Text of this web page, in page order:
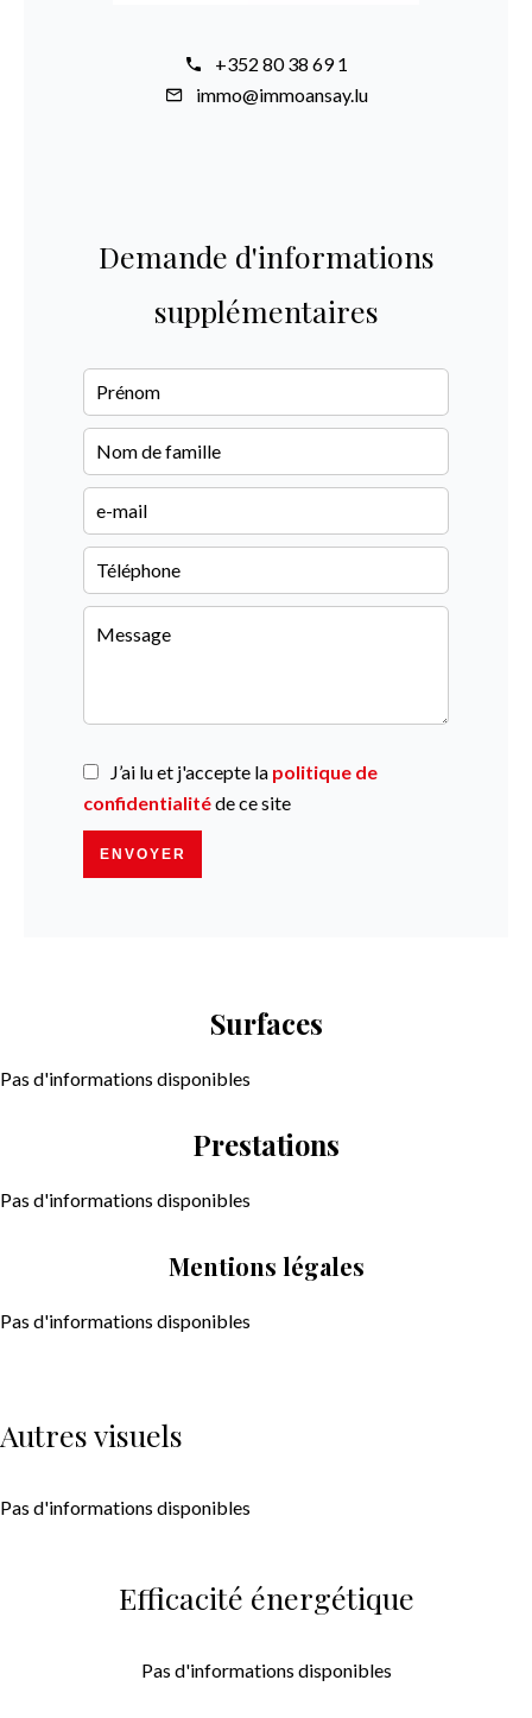
+352 80 38 69 1
immo@immoansay.lu
Demande d'informations
supplémentaires
J’ai lu et j'accepte la politique de
confidentialitéde ce site
ENVOYER
Surfaces
Pas d'informations disponibles
Prestations
Pas d'informations disponibles
Mentions légales
Pas d'informations disponibles
Autres visuels
Pas d'informations disponibles
Efficacité énergétique
Pas d'informations disponibles